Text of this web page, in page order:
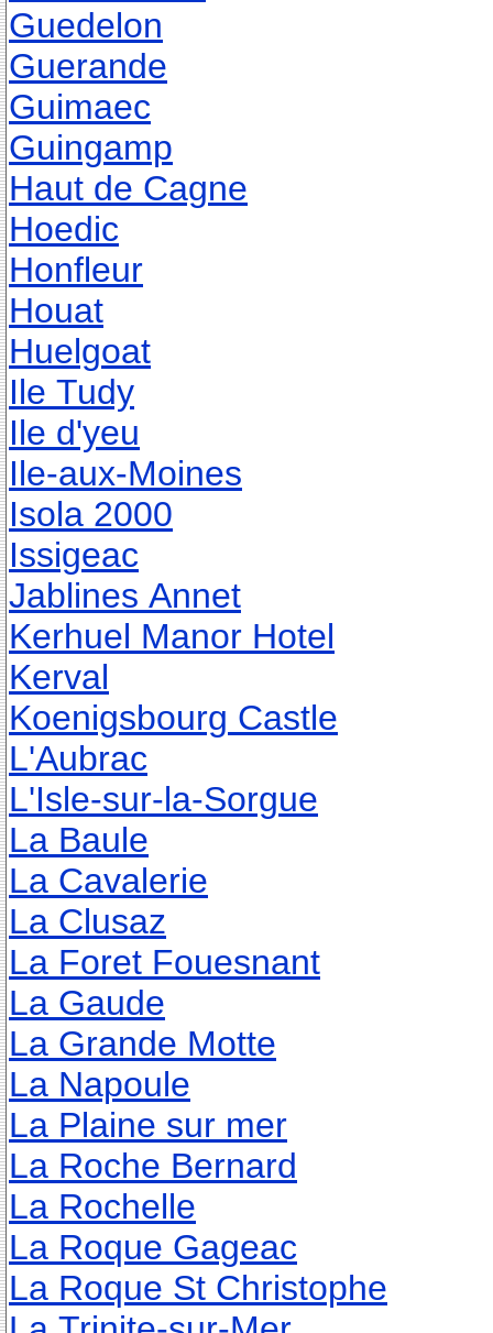
Guedelon
Guerande
Guimaec
Guingamp
Haut de Cagne
Hoedic
Honfleur
Houat
Huelgoat
Ile Tudy
Ile d'yeu
Ile-aux-Moines
Isola 2000
Issigeac
Jablines Annet
Kerhuel Manor Hotel
Kerval
Koenigsbourg Castle
L'Aubrac
L'Isle-sur-la-Sorgue
La Baule
La Cavalerie
La Clusaz
La Foret Fouesnant
La Gaude
La Grande Motte
La Napoule
La Plaine sur mer
La Roche Bernard
La Rochelle
La Roque Gageac
La Roque St Christophe